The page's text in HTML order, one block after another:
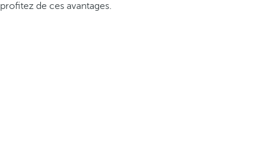
profitez de ces avantages.